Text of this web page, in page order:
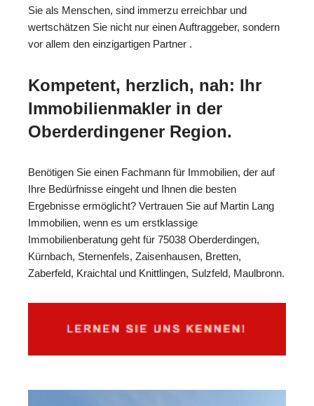
Sie als Menschen, sind immerzu erreichbar und
wertschätzen Sie nicht nur einen Auftraggeber, sondern
vor allem den einzigartigen Partner .
Kompetent, herzlich, nah: Ihr
Immobilienmakler in der
Oberderdingener Region.
Benötigen Sie einen Fachmann für Immobilien, der auf
Ihre Bedürfnisse eingeht und Ihnen die besten
Ergebnisse ermöglicht? Vertrauen Sie auf Martin Lang
Immobilien, wenn es um erstklassige
Immobilienberatung geht für 75038 Oberderdingen,
Kürnbach, Sternenfels, Zaisenhausen, Bretten,
Zaberfeld, Kraichtal und Knittlingen, Sulzfeld, Maulbronn.